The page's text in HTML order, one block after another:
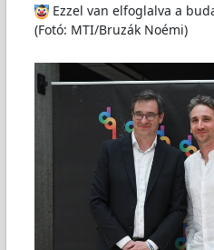
Ezzel van elfoglalva a
(Fotó: MTI/Bruzák Noémi)